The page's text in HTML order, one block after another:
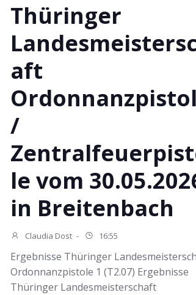
Thüringer
aft
/
le vom
in Breitenbach
Claudia Dost - 16:55
Ergebnisse Thüringer
Ordonnanzpistole 1 (T2.07) Ergebnisse
Thüringer Landesmeisterschaft